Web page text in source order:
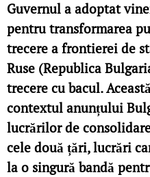
Guvernul a adoptat
pentru transformarea
trecere a frontierei de
Ruse (Republica
trecere cu bacul.
contextul anunțului
lucrărilor de
cele două țări, lucrări
la o singură bandă